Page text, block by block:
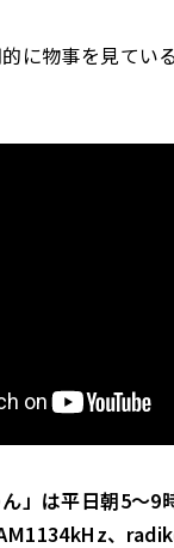
的に物事を見てい
ん」は平日朝5～9
、